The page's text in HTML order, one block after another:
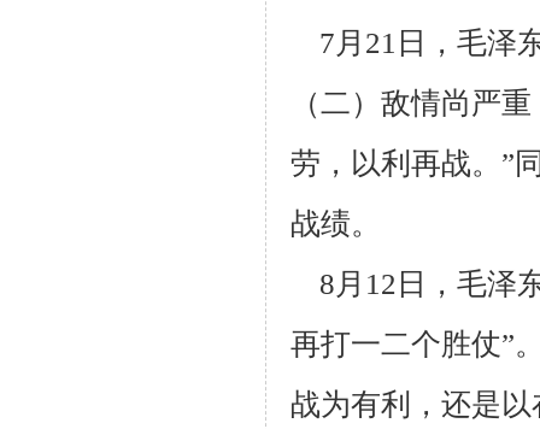
7月21日，毛泽
（二）敌情尚严
劳，以利再战。”
战绩。
8月12日，毛泽
再打一二个胜仗”
战为有利，还是以